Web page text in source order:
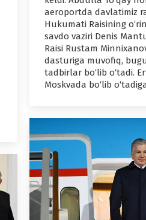
aeroportda davlatimiz
Hukumati Raisining
savdo vaziri Denis
Raisi Rustam
dasturiga muvofiq,
tadbirlar bo‘lib o‘tadi.
Moskvada bo‘lib